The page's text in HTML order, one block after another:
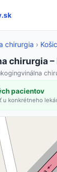
chirurgia ›
chirurgia –
pacientov
u konkrétneho